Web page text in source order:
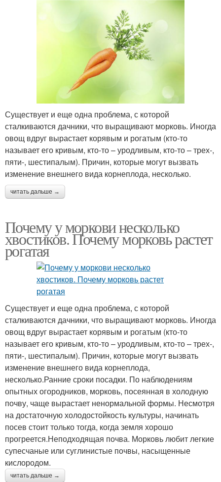
Существует и еще одна проблема, с которой
сталкиваются дачники, что выращивают морковь. Иногда
овощ вдруг вырастает корявым и рогатым (кто-то
называет его кривым, кто-то – уродливым, кто-то – трех-,
пяти-, шестипалым). Причин, которые могут вызвать
изменение внешнего вида корнеплода, несколько.
читать дальше →
Почему у моркови несколько
хвостиков. Почему морковь растет
рогатая
Существует и еще одна проблема, с которой
сталкиваются дачники, что выращивают морковь. Иногда
овощ вдруг вырастает корявым и рогатым (кто-то
называет его кривым, кто-то – уродливым, кто-то – трех-,
пяти-, шестипалым). Причин, которые могут вызвать
изменение внешнего вида корнеплода,
несколько.Ранние сроки посадки. По наблюдениям
опытных огородников, морковь, посеянная в холодную
почву, чаще вырастает ненормальной формы. Несмотря
на достаточную холодостойкость культуры, начинать
посев стоит только тогда, когда земля хорошо
прогреется.Неподходящая почва. Морковь любит легкие
супесчаные или суглинистые почвы, насыщенные
кислородом.
читать дальше →